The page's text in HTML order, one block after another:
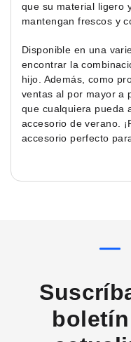
que su material ligero
mantengan frescos y
Disponible en una
encontrar la
hijo. Además, como
ventas al por mayor a
que cualquiera pueda
accesorio de verano.
accesorio perfecto